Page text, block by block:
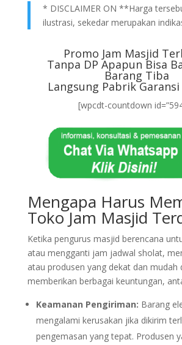
* DISCLAIMER ON **Harga
ilustrasi, sekedar merupakan
Promo Jam Masjid
Tanpa DP Apapun Bisa
Barang Tiba
Langsung Pabrik
[wpcdt-countdown
Mengapa Harus
Toko Jam Masjid
Ketika pengurus masjid berencana
atau mengganti jam jadwal sholat,
atau produsen yang dekat dan mudah
memberikan berbagai keuntungan,
Keamanan Pengiriman: Barang
mengalami kerusakan jika dikirim
pengemasan yang tepat. Produsen